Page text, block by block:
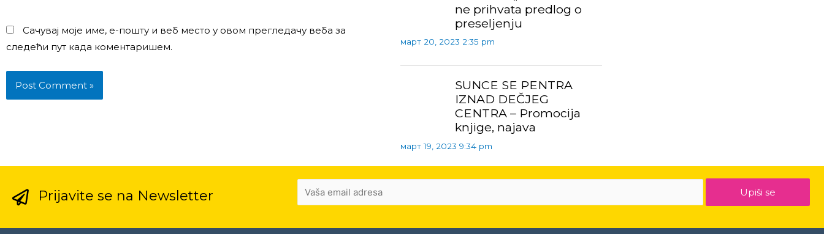
Сачувај моје име, е-пошту и веб место у овом прегледачу веба за
следећи пут када коментаришем.
ne prihvata predlog o
preseljenju
март 20, 2023 2:35 pm
SUNCE SE PENTRA
IZNAD DEČJEG
CENTRA – Promocija
knjige, najava
март 19, 2023 9:34 pm
Prijavite se na Newsletter